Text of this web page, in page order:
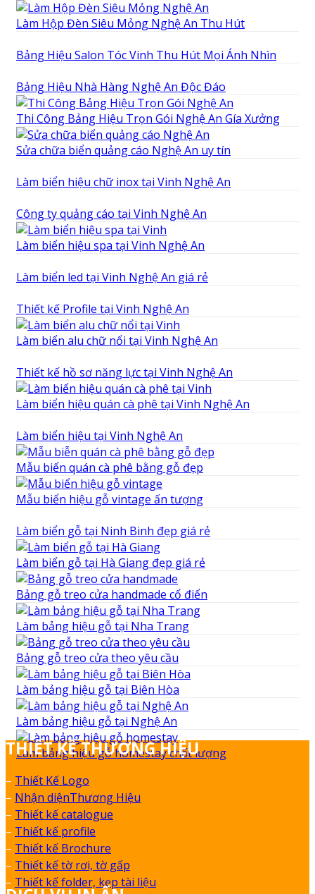
Làm Hộp Đèn Siêu Mỏng Nghệ An Thu Hút
Bảng Hiệu Salon Tóc Vinh Thu Hút Mọi Ánh Nhìn
Bảng Hiệu Nhà Hàng Nghệ An Độc Đáo
Thi Công Bảng Hiệu Trọn Gói Nghệ An Gía Xưởng
Sửa chữa biển quảng cáo Nghệ An uy tín
Làm biển hiệu chữ inox tại Vinh Nghệ An
Công ty quảng cáo tại Vinh Nghệ An
Làm biển hiệu spa tại Vinh Nghệ An
Làm biển led tại Vinh Nghệ An giá rẻ
Thiết kế Profile tại Vinh Nghệ An
Làm biển alu chữ nổi tại Vinh Nghệ An
Thiết kế hồ sơ năng lực tại Vinh Nghệ An
Làm biển hiệu quán cà phê tại Vinh Nghệ An
Làm biển hiệu tại Vinh Nghệ An
Mẫu biển quán cà phê bằng gỗ đẹp
Mẫu biển hiệu gỗ vintage ấn tượng
Làm biển gỗ tại Ninh Binh đẹp giá rẻ
Làm biển gỗ tại Hà Giang đẹp giá rẻ
Bảng gỗ treo cửa handmade cổ điển
Làm bảng hiệu gỗ tại Nha Trang
Bảng gỗ treo cửa theo yêu cầu
Làm bảng hiệu gỗ tại Biên Hòa
Làm bảng hiệu gỗ tại Nghệ An
Làm bảng hiệu gỗ homestay chất lượng
THIẾT KẾ THƯƠNG HIỆU
– Thiết Kế Logo
– Nhận diệnThương Hiệu
– Thiết kế catalogue
– Thiết kế profile
– Thiết kế Brochure
– Thiết kế tờ rơi, tờ gấp
– Thiết kế folder, kẹp tài liệu